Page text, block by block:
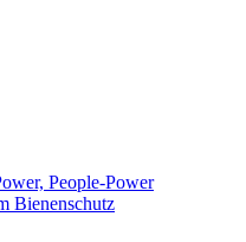
People-Power
Bienenschutz